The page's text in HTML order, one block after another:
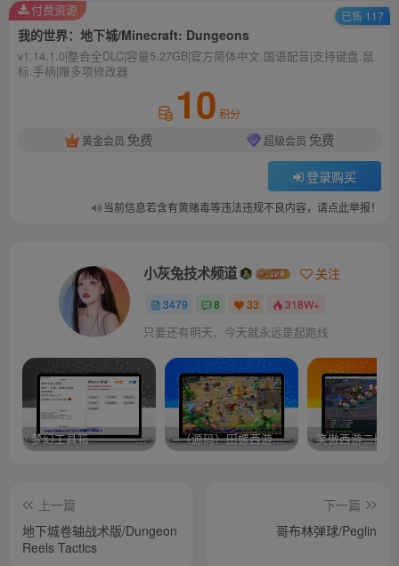
我的世界：地下城/Minecraft: Dungeons
v1.14.1.0|整合全DLC|容量5.27GB|官方简体中文.国语配音|支持键盘.鼠
标.手柄|赠多项修改器
10 积分
黄金会员 免费 超级会员 免费
登录购买
当前信息若含有黄赌毒等违法违规不良内容，请点此举报！
付费资源 已售 117
小灰兔技术频道 关注
3479 8 33 318W+
只要还有明天，今天就永远是起跑线
梦幻工具箱————-免费 –（源码）田螺西游9.0 假人摆摊18门派飞升渡劫化圣助战最新BB谛听…. 笑傲西游二版-
上一篇
地下城卷轴战术版/Dungeon
Reels Tactics
下一篇
哥布林弹球/Peglin